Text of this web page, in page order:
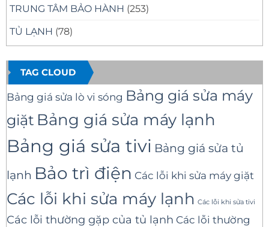
TRUNG TÂM BẢO HÀNH (253)
TỦ LẠNH (78)
TAG CLOUD
Bảng giá sửa lò vi sóng Bảng giá sửa máy
giặt Bảng giá sửa máy lạnh
Bảng giá sửa tivi Bảng giá sửa tủ
lạnh Bảo trì điện Các lỗi khi sửa máy giặt
Các lỗi khi sửa máy lạnh Các lỗi khi sửa tivi
Các lỗi thường gặp của tủ lạnh Các lỗi thường